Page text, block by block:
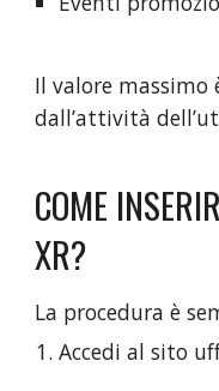
Il valore massimo
dall’attività
COME
XR?
La procedura è
Accedi al sito